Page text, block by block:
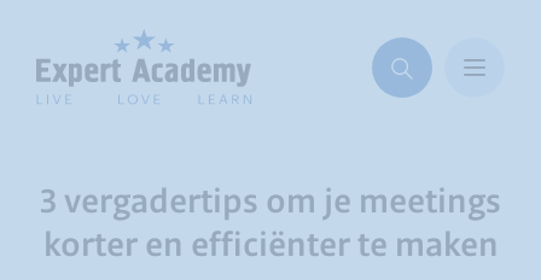
3 vergadertips om je meetings
korter en efficiënter te maken